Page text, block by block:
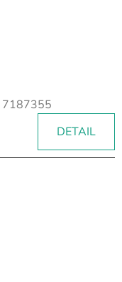
7187355
DETAIL